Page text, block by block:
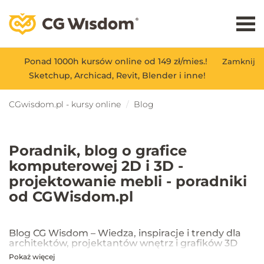
Zamknij
Ponad 1000h kursów online od 149 zł/mies.!
Sketchup, Archicad, Revit, Blender i inne!
CGwisdom.pl - kursy online Blog
Poradnik, blog o grafice
komputerowej 2D i 3D -
projektowanie mebli - poradniki
od CGWisdom.pl
Blog CG Wisdom – Wiedza, inspiracje i trendy dla
architektów, projektantów wnętrz i grafików 3D
Na blogu CG Wisdom znajdziesz praktyczne porady, inspiracje oraz
Pokaż więcej